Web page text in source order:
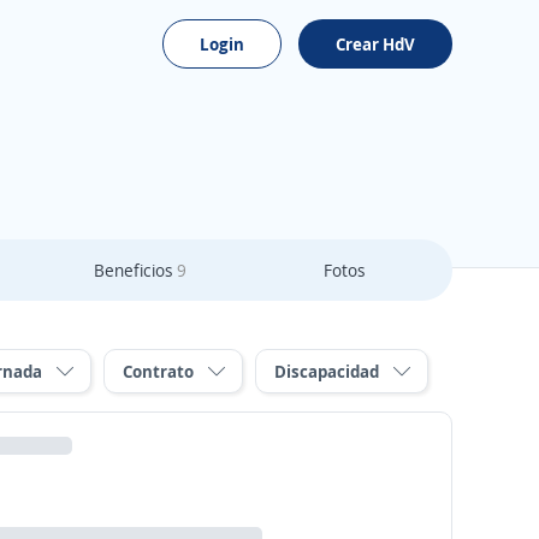
Login Crear HdV
Beneficios 9 Fotos
Contrato Discapacidad